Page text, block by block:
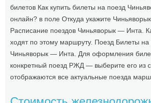
билетов Как купить билеты на поезд
онлайн? в поле Откуда укажите Чиньяворык.
Расписание поездов Чиньяворык — Инта.
ходят по этому маршруту. Поезд Билеты на
Чиньяворык — Инта. Для оформления
конкретный поезд РЖД — выберите его из
отображаются все актуальные поезда